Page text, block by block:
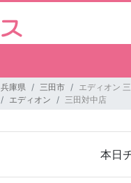
兵庫県 三田市
エディオン
エディオン 三田対中店
本日